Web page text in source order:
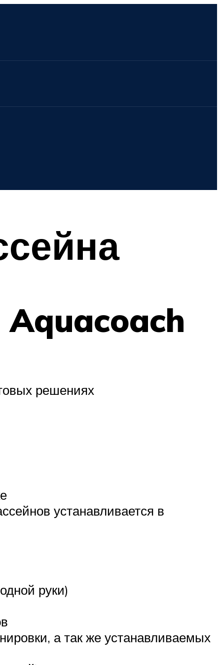
решениях
устанавливается в
руки)
а так же устанавливаемых